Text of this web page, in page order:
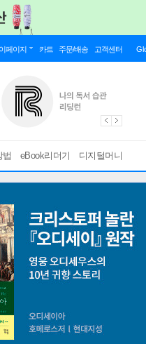
페이지 카트 주문/배송 고객센터
법 eBook리더기 디지털머니